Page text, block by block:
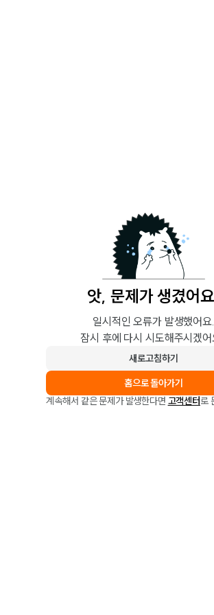
앗, 문제가 생겼어
일시적인 오류가 발생했어요.
잠시 후에 다시 시도해주시겠
새로고침하기
홈으로 돌아가기
계속해서 같은 문제가 발생한다면 고객센터로